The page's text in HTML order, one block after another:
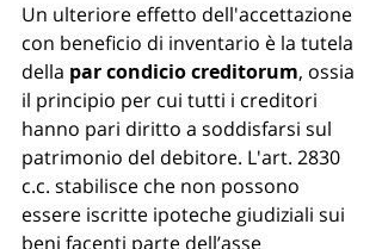
Un ulteriore effetto dell'accettazione
con beneficio di inventario è la tutela
della par condicio creditorum, ossia
il principio per cui tutti i creditori
hanno pari diritto a soddisfarsi sul
patrimonio del debitore. L'art. 2830
c.c. stabilisce che non possono
essere iscritte ipoteche giudiziali sui
beni facenti parte dell’asse